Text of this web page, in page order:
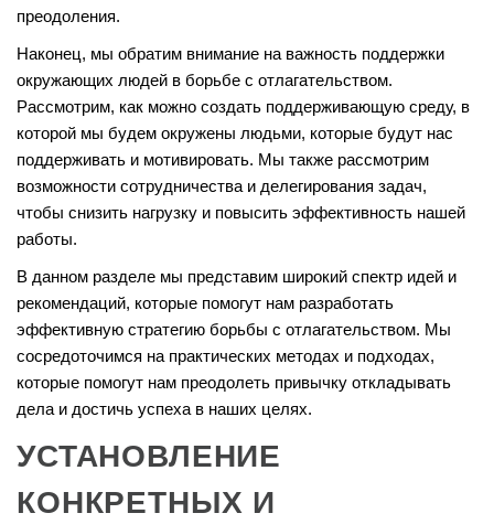
преодоления.
Наконец, мы обратим внимание на важность поддержки
окружающих людей в борьбе с отлагательством.
Рассмотрим, как можно создать поддерживающую среду, в
которой мы будем окружены людьми, которые будут нас
поддерживать и мотивировать. Мы также рассмотрим
возможности сотрудничества и делегирования задач,
чтобы снизить нагрузку и повысить эффективность нашей
работы.
В данном разделе мы представим широкий спектр идей и
рекомендаций, которые помогут нам разработать
эффективную стратегию борьбы с отлагательством. Мы
сосредоточимся на практических методах и подходах,
которые помогут нам преодолеть привычку откладывать
дела и достичь успеха в наших целях.
УСТАНОВЛЕНИЕ
КОНКРЕТНЫХ И